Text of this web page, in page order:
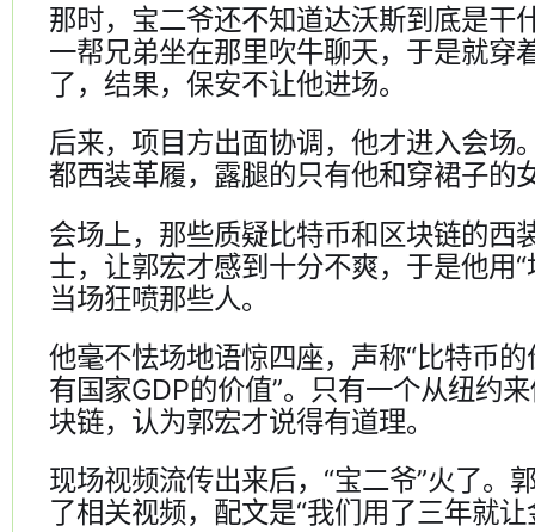
那时，宝二爷还不知道达沃斯到底是干
一帮兄弟坐在那里吹牛聊天，于是就穿
了，结果，保安不让他进场。
后来，项目方出面协调，他才进入会场
都西装革履，露腿的只有他和穿裙子的
会场上，那些质疑比特币和区块链的西
士，让郭宏才感到十分不爽，于是他用
当场狂喷那些人。
他毫不怯场地语惊四座，声称“比特币
有国家GDP的价值”。只有一个从纽约
块链，认为郭宏才说得有道理。
现场视频流传出来后，“宝二爷”火了。
了相关视频，配文是“我们用了三年就